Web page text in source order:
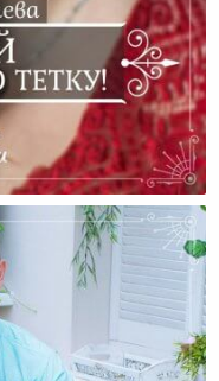
Тетку!